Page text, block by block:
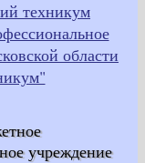
учреждение